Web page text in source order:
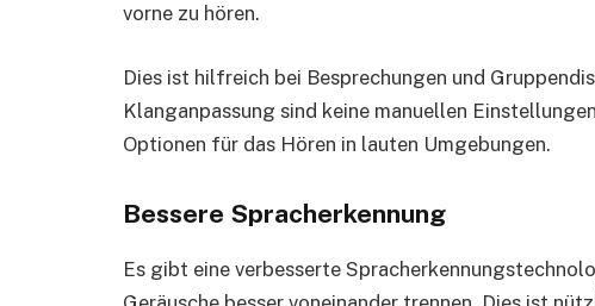
vorne zu hören.
Dies ist hilfreich bei Besprechungen und
Klanganpassung sind keine manuellen
Optionen für das Hören in lauten Umgebungen.
Bessere Spracherkennung
Es gibt eine verbesserte